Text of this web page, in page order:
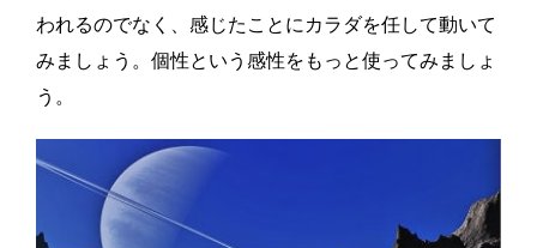
われるのでなく、感じたことにカラダを任して動いて
みましょう。個性という感性をもっと使ってみましょ
う。